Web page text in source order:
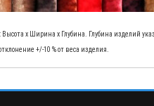
x Ширина x Глубина. Глубина изделий
+/-10 % от веса изделия.